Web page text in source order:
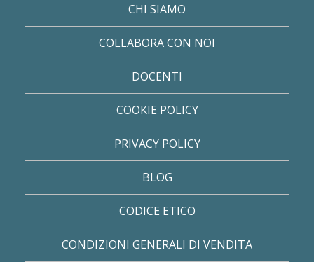
CHI SIAMO
COLLABORA CON NOI
DOCENTI
COOKIE POLICY
PRIVACY POLICY
BLOG
CODICE ETICO
CONDIZIONI GENERALI DI VENDITA